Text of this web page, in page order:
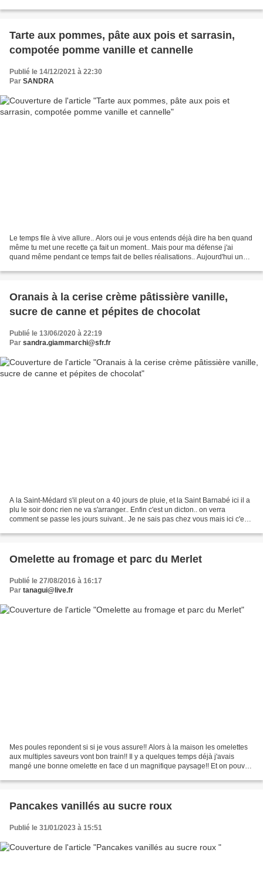
Tarte aux pommes, pâte aux pois et sarrasin,
compotée pomme vanille et cannelle
Publié le 14/12/2021 à 22:30
Par SANDRA
Le temps file à vive allure.. Alors oui je vous entends déjà dire ha ben quand
même tu met une recette ça fait un moment.. Mais pour ma défense j'ai
quand même pendant ce temps fait de belles réalisations.. Aujourd'hui une
Oranais à la cerise crème pâtissière vanille,
sucre de canne et pépites de chocolat
Publié le 13/06/2020 à 22:19
Par sandra.giammarchi@sfr.fr
A la Saint-Médard s'il pleut on a 40 jours de pluie, et la Saint Barnabé ici il a
plu le soir donc rien ne va s'arranger.. Enfin c'est un dicton.. on verra
comment se passe les jours suivant.. Je ne sais pas chez vous mais ici c'est
Omelette au fromage et parc du Merlet
Publié le 27/08/2016 à 16:17
Par tanagui@live.fr
Mes poules repondent si si je vous assure!! Alors à la maison les omelettes
aux multiples saveurs vont bon train!! Il y a quelques temps déjà j'avais
mangé une bonne omelette en face d un magnifique paysage!! Et on pouvait
Pancakes vanillés au sucre roux
Publié le 31/01/2023 à 15:51